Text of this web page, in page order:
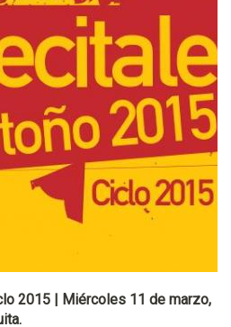
2015 | Miércoles 11 de marzo,